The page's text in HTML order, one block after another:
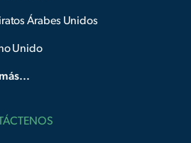
Árabes Unidos
Unido
más...